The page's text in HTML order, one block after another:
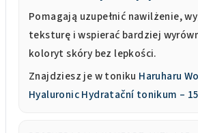
Pomagają uzupełnić nawilżenie,
teksturę i wspierać bardziej
koloryt skóry bez lepkości.
Znajdziesz je w toniku Haruharu
Hyaluronic Hydratační tonikum –